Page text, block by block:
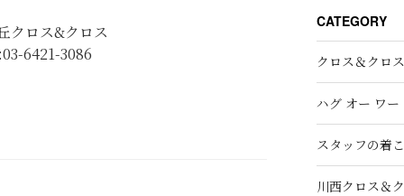
クロス&クロス
6421-3086
CATEGORY
クロス＆クロス
ハグ オー ワー
スタッフの着
川西クロス＆